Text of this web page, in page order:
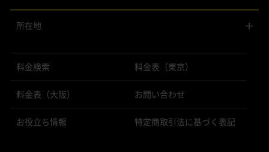
所在地
料金検索 料金表（東京）
料金表（大阪） お問い合わせ
お役立ち情報 特定商取引法に基づく表記